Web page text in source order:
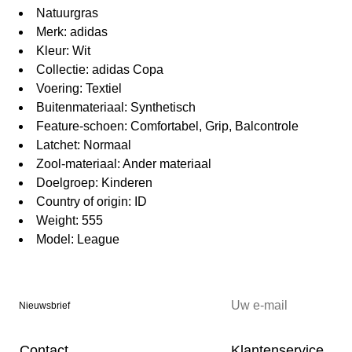
Natuurgras
Merk: adidas
Kleur: Wit
Collectie: adidas Copa
Voering: Textiel
Buitenmateriaal: Synthetisch
Feature-schoen: Comfortabel, Grip, Balcontrole
Latchet: Normaal
Zool-materiaal: Ander materiaal
Doelgroep: Kinderen
Country of origin: ID
Weight: 555
Model: League
Nieuwsbrief